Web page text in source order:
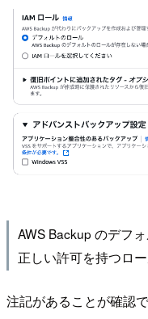
AWS Backup のデフ
正しい許可を持つロ
注記があることが確認で